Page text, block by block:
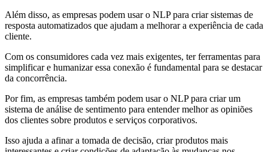
Além disso, as empresas podem usar o NLP para criar sistemas de
resposta automatizados que ajudam a melhorar a experiência de cada
cliente.
Com os consumidores cada vez mais exigentes, ter ferramentas para
simplificar e humanizar essa conexão é fundamental para se destacar
da concorrência.
Por fim, as empresas também podem usar o NLP para criar um
sistema de análise de sentimento para entender melhor as opiniões
dos clientes sobre produtos e serviços corporativos.
Isso ajuda a afinar a tomada de decisão, criar produtos mais